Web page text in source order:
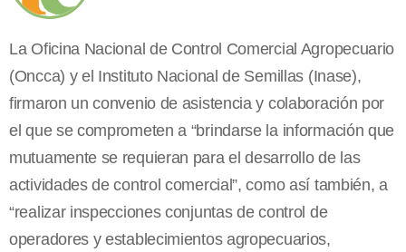
La Oficina Nacional de Control Comercial Agropecuario
(Oncca) y el Instituto Nacional de Semillas (Inase),
firmaron un convenio de asistencia y colaboración por
el que se comprometen a “brindarse la información que
mutuamente se requieran para el desarrollo de las
actividades de control comercial”, como así también, a
“realizar inspecciones conjuntas de control de
operadores y establecimientos agropecuarios,